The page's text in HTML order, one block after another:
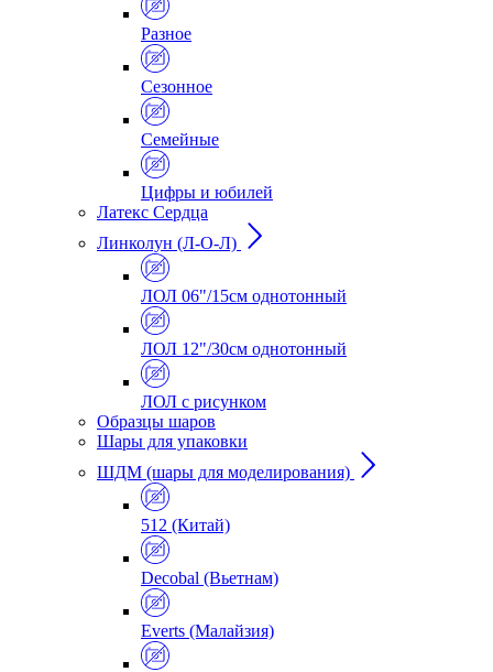
Разное
Сезонное
Семейные
Цифры и юбилей
Латекс Сердца
Линколун (Л-О-Л)
ЛОЛ 06"/15см однотонный
ЛОЛ 12"/30см однотонный
ЛОЛ с рисунком
Образцы шаров
Шары для упаковки
ШДМ (шары для моделирования)
512 (Китай)
Decobal (Вьетнам)
Everts (Малайзия)